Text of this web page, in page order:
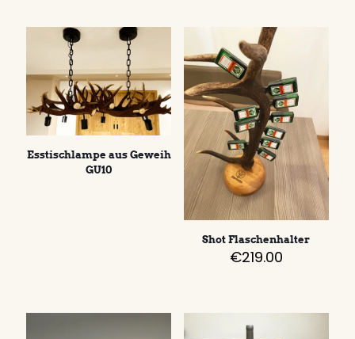
Esstischlampe aus Geweih
GU10
Shot Flaschenhalter
€219.00